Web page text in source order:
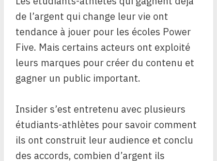
de l’argent qui change leur vie ont
tendance à jouer pour les écoles Power
Five. Mais certains acteurs ont exploité
leurs marques pour créer du contenu et
gagner un public important.
Insider s’est entretenu avec plusieurs
étudiants-athlètes pour savoir comment
ils ont construit leur audience et conclu
des accords, combien d’argent ils